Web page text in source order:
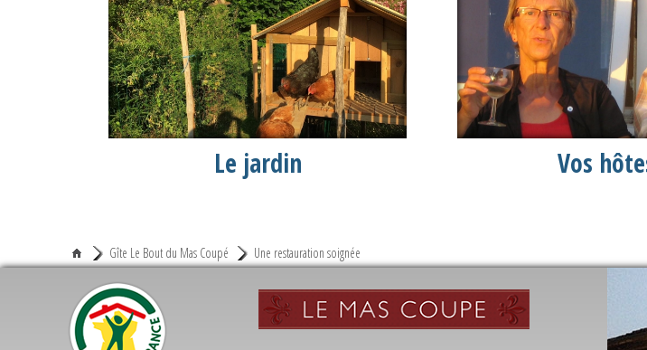
Le jardin Vos
Gîte Le Bout du Mas Coupé Une restauration soignée